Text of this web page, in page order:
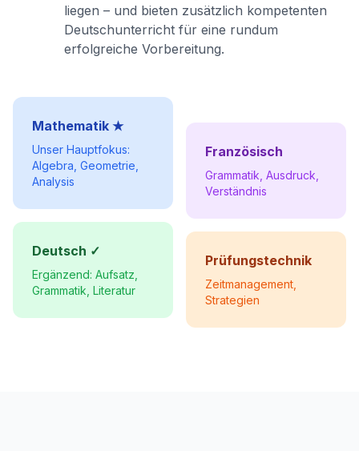
liegen – und bieten zusätzlich kompetenten
Deutschunterricht für eine rundum
erfolgreiche Vorbereitung.
Mathematik ★
Unser Hauptfokus:
Algebra, Geometrie,
Analysis
Deutsch ✓
Ergänzend: Aufsatz,
Grammatik, Literatur
Französisch
Grammatik, Ausdruck,
Verständnis
Prüfungstechnik
Zeitmanagement,
Strategien